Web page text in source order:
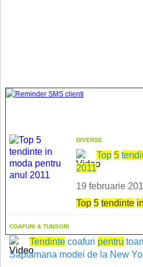
DIVERSE
Top 5 tend
2011
19 februarie
Top 5 tendinte in
COAFURI & TUNSORI
Tendinte coafuri pentru
Saptamana modei de la New